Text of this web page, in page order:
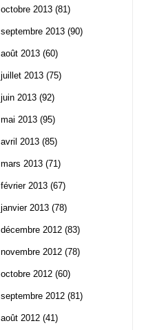
octobre 2013 (81)
septembre 2013 (90)
août 2013 (60)
juillet 2013 (75)
juin 2013 (92)
mai 2013 (95)
avril 2013 (85)
mars 2013 (71)
février 2013 (67)
janvier 2013 (78)
décembre 2012 (83)
novembre 2012 (78)
octobre 2012 (60)
septembre 2012 (81)
août 2012 (41)